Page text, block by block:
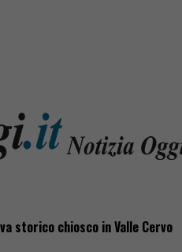
storico chiosco in Valle Cervo